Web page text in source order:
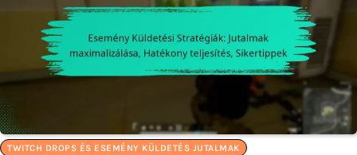
TWITCH DROPS ÉS ESEMÉNY KÜLDETÉS JUTALMAK